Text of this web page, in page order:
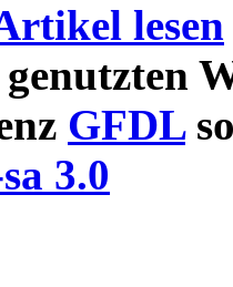
lesen
GFDL
3.0